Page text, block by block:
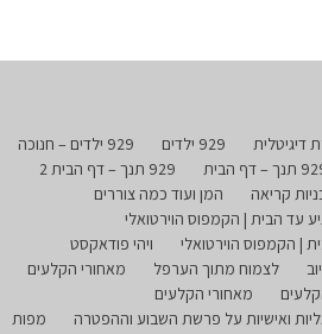
929 ילדים
929 ילדים – חנוכה
– דף הבית
929 תנך – דף הבית 2
קריאה
המן ועוד כמה צוררים
עד הבית | הקמפוס הוירטואלי
| הקמפוס הוירטואלי
ויהי פודאקסט
לצמוח מתוך הערפל
מאחורי הקלעים
מאחורי הקלעים
ואישיות על פרשת השבוע וההפטרה
מפות